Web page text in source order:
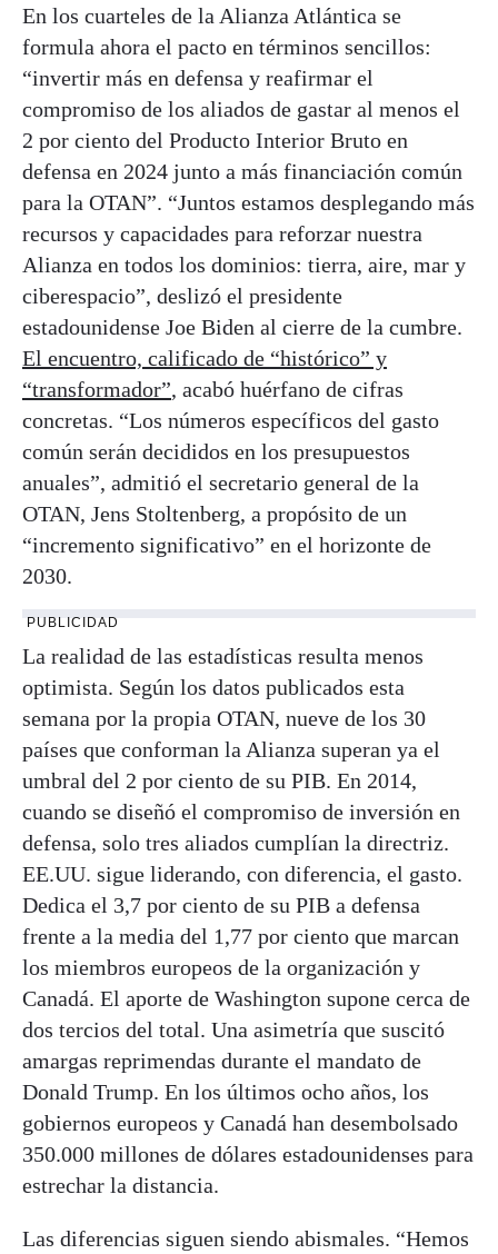
En los cuarteles de la Alianza Atlántica se
formula ahora el pacto en términos sencillos:
“invertir más en defensa y reafirmar el
compromiso de los aliados de gastar al menos el
2 por ciento del Producto Interior Bruto en
defensa en 2024 junto a más financiación común
para la OTAN”. “Juntos estamos desplegando más
recursos y capacidades para reforzar nuestra
Alianza en todos los dominios: tierra, aire, mar y
ciberespacio”, deslizó el presidente
estadounidense Joe Biden al cierre de la cumbre.
El encuentro, calificado de “histórico” y
“transformador”, acabó huérfano de cifras
concretas. “Los números específicos del gasto
común serán decididos en los presupuestos
anuales”, admitió el secretario general de la
OTAN, Jens Stoltenberg, a propósito de un
“incremento significativo” en el horizonte de
2030.
PUBLICIDAD
La realidad de las estadísticas resulta menos
optimista. Según los datos publicados esta
semana por la propia OTAN, nueve de los 30
países que conforman la Alianza superan ya el
umbral del 2 por ciento de su PIB. En 2014,
cuando se diseñó el compromiso de inversión en
defensa, solo tres aliados cumplían la directriz.
EE.UU. sigue liderando, con diferencia, el gasto.
Dedica el 3,7 por ciento de su PIB a defensa
frente a la media del 1,77 por ciento que marcan
los miembros europeos de la organización y
Canadá. El aporte de Washington supone cerca de
dos tercios del total. Una asimetría que suscitó
amargas reprimendas durante el mandato de
Donald Trump. En los últimos ocho años, los
gobiernos europeos y Canadá han desembolsado
350.000 millones de dólares estadounidenses para
estrechar la distancia.
Las diferencias siguen siendo abismales. “Hemos